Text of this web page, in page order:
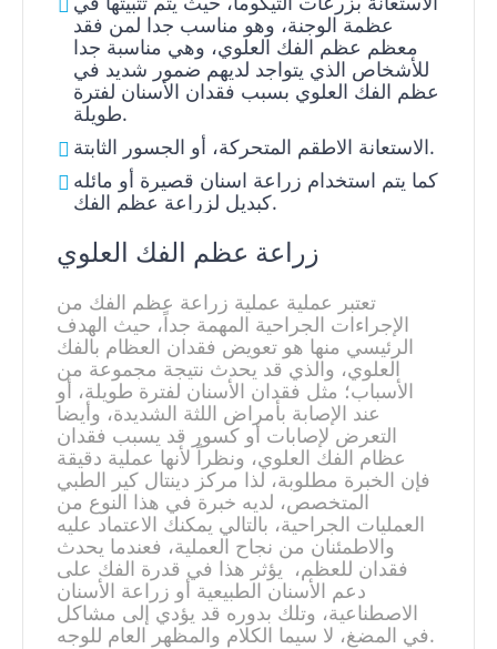
عظمة الوجنة، وهو مناسب جدا لمن فقد
معظم عظم الفك العلوي، وهي مناسبة جدا
للأشخاص الذي يتواجد لديهم ضمور شديد في
عظم الفك العلوي بسبب فقدان الأسنان لفترة
طويلة.
الاستعانة الاطقم المتحركة، أو الجسور الثابتة.
كما يتم استخدام زراعة اسنان قصيرة أو مائله
كبديل لزراعة عظم الفك.
زراعة عظم الفك العلوي
تعتبر عملية عملية زراعة عظم الفك من
الإجراءات الجراحية المهمة جداً، حيث الهدف
الرئيسي منها هو تعويض فقدان العظام بالفك
العلوي، والذي قد يحدث نتيجة مجموعة من
الأسباب؛ مثل فقدان الأسنان لفترة طويلة، أو
عند الإصابة بأمراض اللثة الشديدة، وأيضا
التعرض لإصابات أو كسور قد يسبب فقدان
عظام الفك العلوي، ونظراً لأنها عملية دقيقة
فإن الخبرة مطلوبة، لذا مركز دينتال كير الطبي
المتخصص، لديه خبرة في هذا النوع من
العمليات الجراحية، بالتالي يمكنك الاعتماد عليه
والاطمئنان من نجاح العملية، فعندما يحدث
فقدان للعظم، يؤثر هذا في قدرة الفك على
دعم الأسنان الطبيعية أو زراعة الأسنان
الاصطناعية، وتلك بدوره قد يؤدي إلى مشاكل
في المضغ، لا سيما الكلام والمظهر العام للوجه.